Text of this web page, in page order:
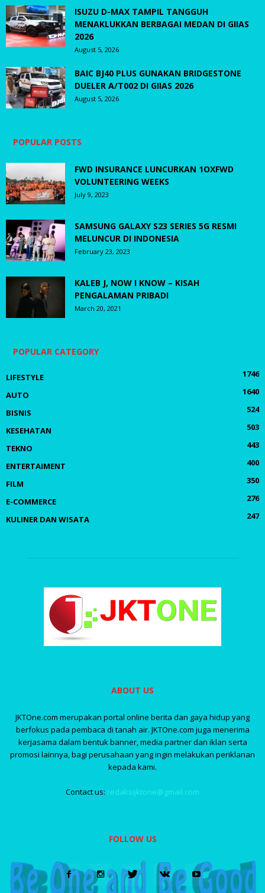
ISUZU D-MAX TAMPIL TANGGUH
MENAKLUKKAN BERBAGAI MEDAN DI GIIAS
2026
August 5, 2026
BAIC BJ40 PLUS GUNAKAN BRIDGESTONE
DUELER A/T002 DI GIIAS 2026
August 5, 2026
POPULAR POSTS
FWD INSURANCE LUNCURKAN 1OXFWD
VOLUNTEERING WEEKS
July 9, 2023
SAMSUNG GALAXY S23 SERIES 5G RESMI
MELUNCUR DI INDONESIA
February 23, 2023
KALEB J, NOW I KNOW – KISAH
PENGALAMAN PRIBADI
March 20, 2021
POPULAR CATEGORY
LIFESTYLE
1746
AUTO
1640
BISNIS
524
KESEHATAN
503
TEKNO
443
ENTERTAIMENT
400
FILM
350
E-COMMERCE
276
KULINER DAN WISATA
247
ABOUT US
JKTOne.com merupakan portal online berita dan gaya hidup yang
berfokus pada pembaca di tanah air. JKTOne.com juga menerima
kerjasama dalam bentuk banner, media partner dan iklan serta
promosi lainnya, bagi perusahaan yang ingin melakukan periklanan
kepada kami.
Contact us: redaksijktone@gmail.com
FOLLOW US